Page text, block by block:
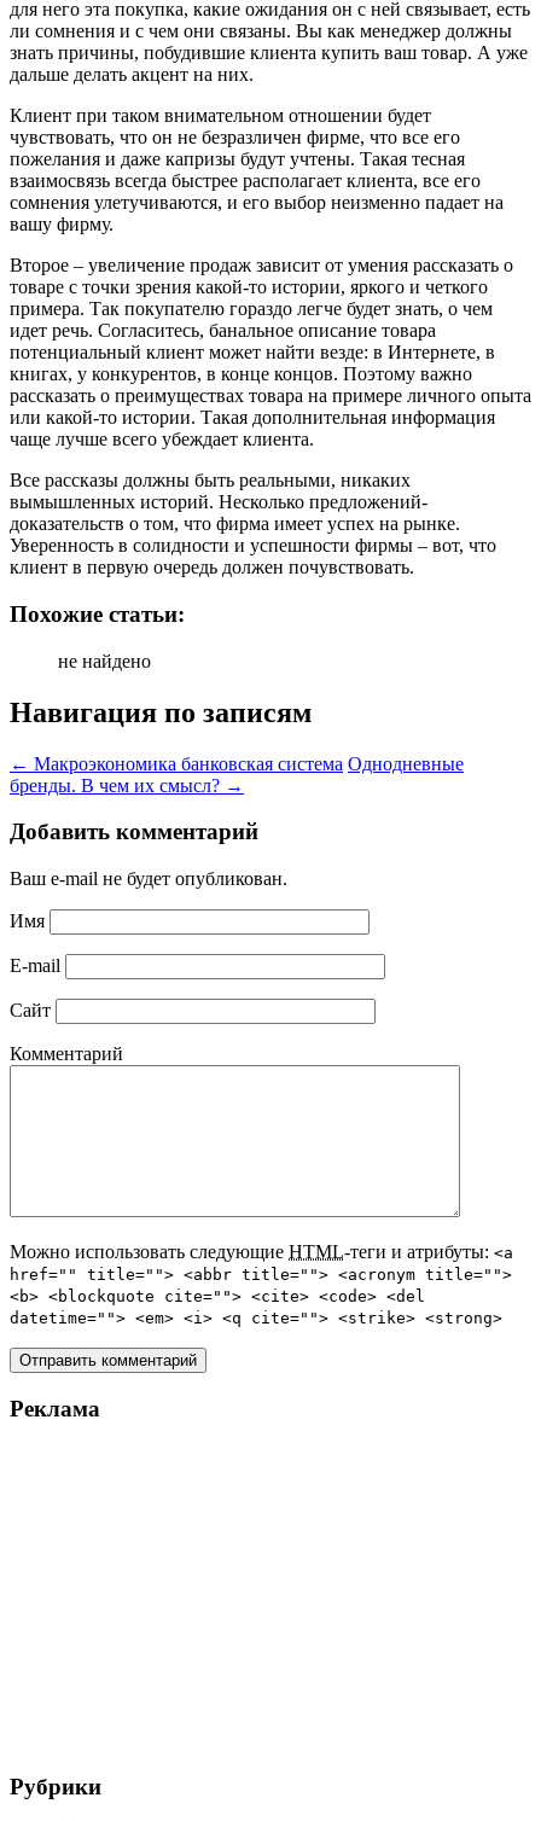
для него эта покупка, какие ожидания он с ней связывает, есть
ли сомнения и с чем они связаны. Вы как менеджер должны
знать причины, побудившие клиента купить ваш товар. А уже
дальше делать акцент на них.
Клиент при таком внимательном отношении будет
чувствовать, что он не безразличен фирме, что все его
пожелания и даже капризы будут учтены. Такая тесная
взаимосвязь всегда быстрее располагает клиента, все его
сомнения улетучиваются, и его выбор неизменно падает на
вашу фирму.
Второе – увеличение продаж зависит от умения рассказать о
товаре с точки зрения какой-то истории, яркого и четкого
примера. Так покупателю гораздо легче будет знать, о чем
идет речь. Согласитесь, банальное описание товара
потенциальный клиент может найти везде: в Интернете, в
книгах, у конкурентов, в конце концов. Поэтому важно
рассказать о преимуществах товара на примере личного опыта
или какой-то истории. Такая дополнительная информация
чаще лучше всего убеждает клиента.
Все рассказы должны быть реальными, никаких
вымышленных историй. Несколько предложений-
доказательств о том, что фирма имеет успех на рынке.
Уверенность в солидности и успешности фирмы – вот, что
клиент в первую очередь должен почувствовать.
Похожие статьи:
не найдено
Навигация по записям
← Макроэкономика банковская система Однодневные
бренды. В чем их смысл? →
Добавить комментарий
Ваш e-mail не будет опубликован.
Имя
E-mail
Сайт
Комментарий
Можно использовать следующие HTML-теги и атрибуты: <a
href="" title=""> <abbr title=""> <acronym title="">
<b> <blockquote cite=""> <cite> <code> <del
datetime=""> <em> <i> <q cite=""> <strike> <strong>
Реклама
Рубрики